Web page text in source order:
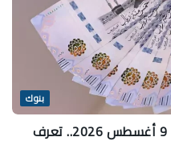
بنوك
سعر الريال السعودي اليوم الأحد 9 أغسطس 2026.. تعرف